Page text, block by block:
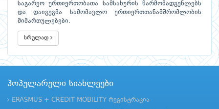
საგარეო ურთიერთობათა სამსახურის წარმომადგენლებს
და დაიგეგმა სამომავლო ურთიერთთანამშრომლობის
მიმართულებები.
სრულად
პოპულარული სიახლეები
ERASMUS + CREDIT MOBILITY რეგისტრაცია